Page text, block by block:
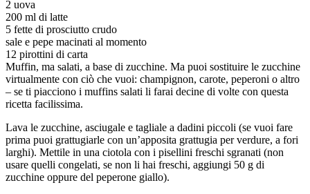
2 uova
200 ml di latte
5 fette di prosciutto crudo
sale e pepe macinati al momento
12 pirottini di carta
Muffin, ma salati, a base di zucchine. Ma puoi sostituire le zucchine
virtualmente con ciò che vuoi: champignon, carote, peperoni o altro
– se ti piacciono i muffins salati li farai decine di volte con questa
ricetta facilissima.
Lava le zucchine, asciugale e tagliale a dadini piccoli (se vuoi fare
prima puoi grattugiarle con un’apposita grattugia per verdure, a fori
larghi). Mettile in una ciotola con i pisellini freschi sgranati (non
usare quelli congelati, se non li hai freschi, aggiungi 50 g di
zucchine oppure del peperone giallo).